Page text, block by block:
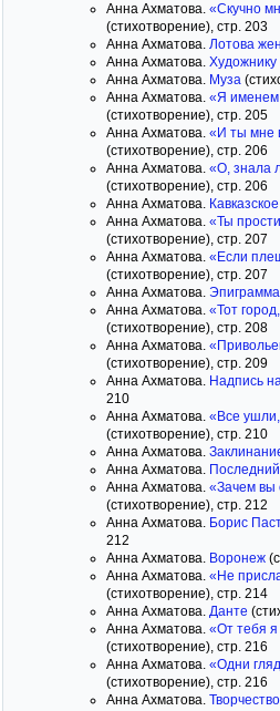
Анна Ахматова. «Скучно
(стихотворение), стр. 203
Анна Ахматова. Лотова
Анна Ахматова. Художнику
Анна Ахматова. Муза
Анна Ахматова. «Я именем
(стихотворение), стр. 205
Анна Ахматова. «И ты мне
(стихотворение), стр. 206
Анна Ахматова. «О, знала
(стихотворение), стр. 206
Анна Ахматова. Кавказское
Анна Ахматова. «Ты
(стихотворение), стр. 207
Анна Ахматова. «Если
(стихотворение), стр. 207
Анна Ахматова. Эпиграмма
Анна Ахматова. «Тот
(стихотворение), стр. 208
Анна Ахматова.
(стихотворение), стр. 209
Анна Ахматова. Надпись
210
Анна Ахматова. «Все
(стихотворение), стр. 210
Анна Ахматова.
Анна Ахматова.
Анна Ахматова. «Зачем вы
(стихотворение), стр. 212
Анна Ахматова. Борис
212
Анна Ахматова. Воронеж
Анна Ахматова. «Не
(стихотворение), стр. 214
Анна Ахматова. Данте
Анна Ахматова. «От тебя
(стихотворение), стр. 216
Анна Ахматова. «Одни
(стихотворение), стр. 216
Анна Ахматова. Творчество